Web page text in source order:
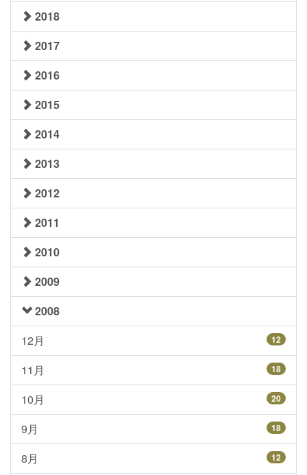
2018
2017
2016
2015
2014
2013
2012
2011
2010
2009
2008
12月
12
11月 18
10月 20
9月 18
8月 12